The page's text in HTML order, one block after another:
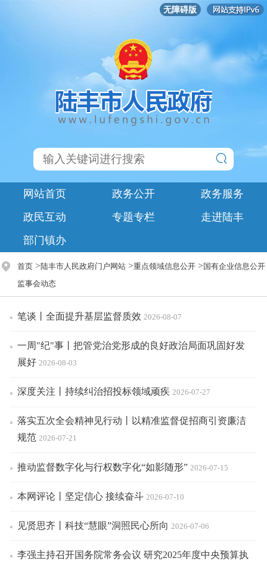
无障碍版
网站首页 政务公开
政务服务
政民互动
专题专栏
走进陆丰
部门镇办
首页>陆丰市人民政府门户网站>重点领域信息公开>国有企业信息公开
监事会动态
笔谈丨全面提升基层监督质效 2026-08-07
一周"纪"事丨把管党治党形成的良好政治局面巩固好发
展好 2026-08-03
深度关注丨持续纠治招投标领域顽疾 2026-07-27
落实五次全会精神见行动丨以精准监督促招商引资廉洁
规范 2026-07-21
推动监督数字化与行权数字化“如影随形” 2026-07-15
本网评论丨坚定信心 接续奋斗 2026-07-10
见贤思齐丨科技“慧眼”洞照民心所向 2026-07-06
李强主持召开国务院常务会议 研究2025年度中央预算执